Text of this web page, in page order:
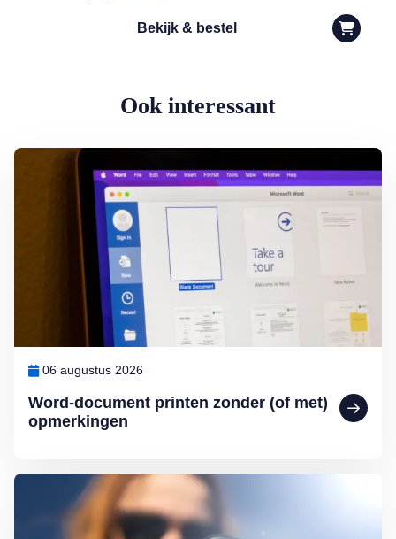
Bekijk & bestel
Ook interessant
Word-document printen zonder (of met)
opmerkingen
06 augustus 2026
Lees meer over Word-document printen zonder (of met)
Lees meer over Slecht leesbaar scherm in de zon: zo los je het op